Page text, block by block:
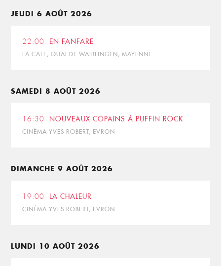
JEUDI 6 AOÛT 2026
22:00 EN FANFARE
LA CALE, QUAI DE WAIBLINGEN, MAYENNE
SAMEDI 8 AOÛT 2026
16:30 NOUVEAUX COPAINS À PUFFIN ROCK
CINÉMA YVES ROBERT, EVRON
DIMANCHE 9 AOÛT 2026
19:00 LA CHALEUR
CINÉMA YVES ROBERT, EVRON
LUNDI 10 AOÛT 2026